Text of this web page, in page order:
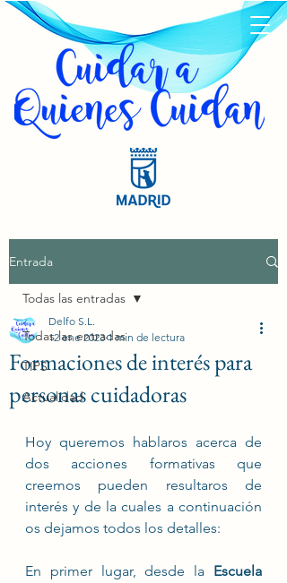
Entrada
Todas las entradas
TIPS
Actualidad
Todas las entradas
Formaciones de interés para
personas cuidadoras
Delfo S.L.
12 ene 2023 1 min de lectura
Hoy queremos hablaros acerca de
dos acciones formativas que
creemos pueden resultaros de
interés y de la cuales a continuación
os dejamos todos los detalles:
En primer lugar, desde la Escuela